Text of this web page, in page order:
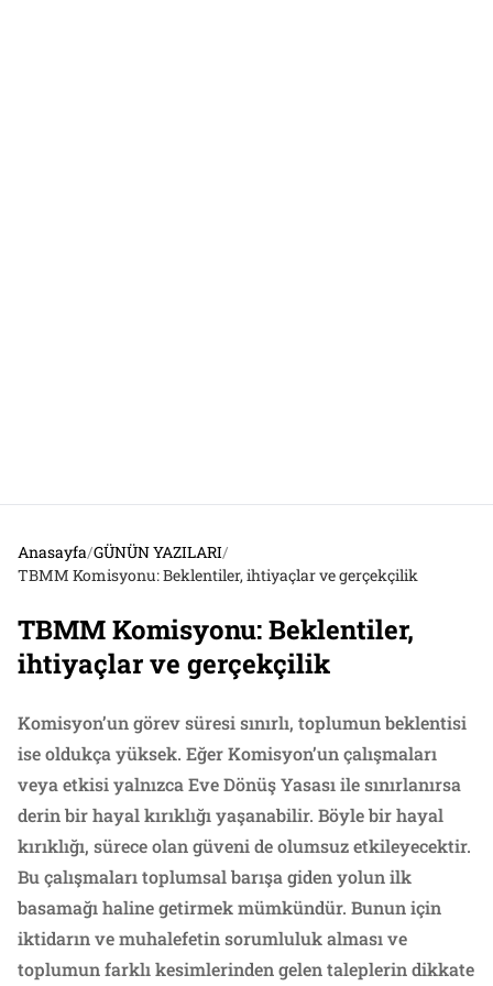
Anasayfa/GÜNÜN YAZILARI/
TBMM Komisyonu: Beklentiler, ihtiyaçlar ve gerçekçilik
TBMM Komisyonu: Beklentiler,
ihtiyaçlar ve gerçekçilik
Komisyon’un görev süresi sınırlı, toplumun beklentisi
ise oldukça yüksek. Eğer Komisyon’un çalışmaları
veya etkisi yalnızca Eve Dönüş Yasası ile sınırlanırsa
derin bir hayal kırıklığı yaşanabilir. Böyle bir hayal
kırıklığı, sürece olan güveni de olumsuz etkileyecektir.
Bu çalışmaları toplumsal barışa giden yolun ilk
basamağı haline getirmek mümkündür. Bunun için
iktidarın ve muhalefetin sorumluluk alması ve
toplumun farklı kesimlerinden gelen taleplerin dikkate